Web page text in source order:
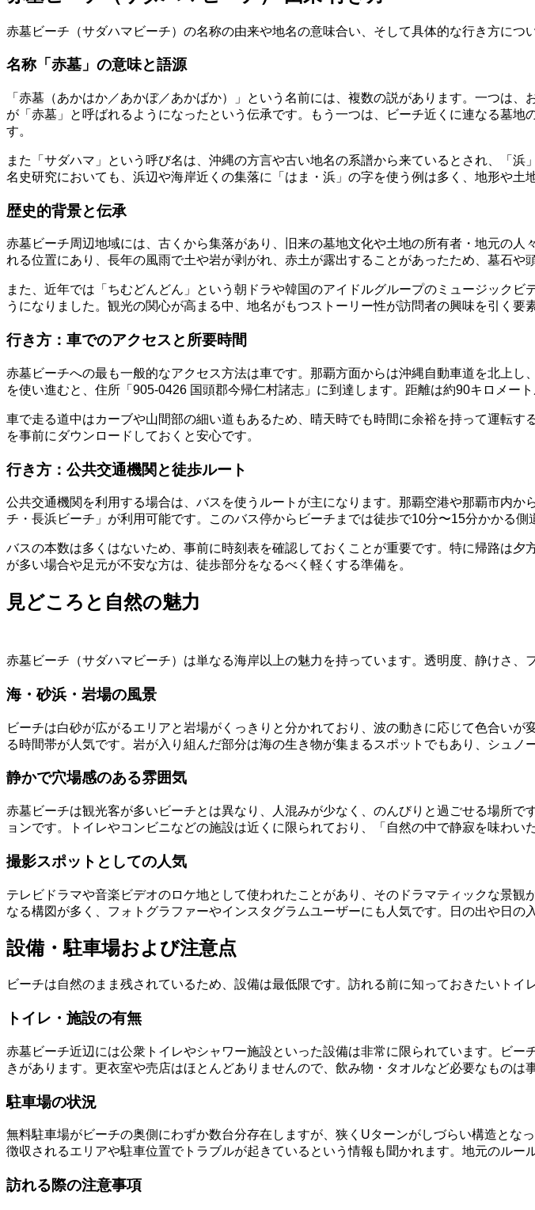
赤墓ビーチ（サダハマビーチ）の名称の由来や地名の意味合い、そして具体的な行き方につ
名称「赤墓」の意味と語源
「赤墓（あかはか／あかぼ／あかばか）」という名前には、複数の説があります。一つは
が「赤墓」と呼ばれるようになったという伝承です。もう一つは、ビーチ近くに連なる墓
す。
また「サダハマ」という呼び名は、沖縄の方言や古い地名の系譜から来ているとされ、「
名史研究においても、浜辺や海岸近くの集落に「はま・浜」の字を使う例は多く、地形や土
歴史的背景と伝承
赤墓ビーチ周辺地域には、古くから集落があり、旧来の墓地文化や土地の所有者・地元の
れる位置にあり、長年の風雨で土や岩が剥がれ、赤土が露出することがあったため、墓石や
また、近年では「ちむどんどん」という朝ドラや韓国のアイドルグループのミュージック
うになりました。観光の関心が高まる中、地名がもつストーリー性が訪問者の興味を引く要
行き方：車でのアクセスと所要時間
赤墓ビーチへの最も一般的なアクセス方法は車です。那覇方面からは沖縄自動車道を北上
を使い進むと、住所「905-0426 国頭郡今帰仁村諸志」に到達します。距離は約90キロメー
車で走る道中はカーブや山間部の細い道もあるため、晴天時でも時間に余裕を持って運転
を事前にダウンロードしておくと安心です。
行き方：公共交通機関と徒歩ルート
公共交通機関を利用する場合は、バスを使うルートが主になります。那覇空港や那覇市内
チ・長浜ビーチ」が利用可能です。このバス停からビーチまでは徒歩で10分〜15分かかる側
バスの本数は多くはないため、事前に時刻表を確認しておくことが重要です。特に帰路は
が多い場合や足元が不安な方は、徒歩部分をなるべく軽くする準備を。
見どころと自然の魅力
赤墓ビーチ（サダハマビーチ）は単なる海岸以上の魅力を持っています。透明度、静けさ
海・砂浜・岩場の風景
ビーチは白砂が広がるエリアと岩場がくっきりと分かれており、波の動きに応じて色合い
る時間帯が人気です。岩が入り組んだ部分は海の生き物が集まるスポットでもあり、シュノ
静かで穴場感のある雰囲気
赤墓ビーチは観光客が多いビーチとは異なり、人混みが少なく、のんびりと過ごせる場所
ョンです。トイレやコンビニなどの施設は近くに限られており、「自然の中で静寂を味わい
撮影スポットとしての人気
テレビドラマや音楽ビデオのロケ地として使われたことがあり、そのドラマティックな景
なる構図が多く、フォトグラファーやインスタグラムユーザーにも人気です。日の出や日
設備・駐車場および注意点
ビーチは自然のまま残されているため、設備は最低限です。訪れる前に知っておきたいトイ
トイレ・施設の有無
赤墓ビーチ近辺には公衆トイレやシャワー施設といった設備は非常に限られています。ビ
きがあります。更衣室や売店はほとんどありませんので、飲み物・タオルなど必要なものは
駐車場の状況
無料駐車場がビーチの奥側にわずか数台分存在しますが、狭くUターンがしづらい構造と
徴収されるエリアや駐車位置でトラブルが起きているという情報も聞かれます。地元のルー
訪れる際の注意事項